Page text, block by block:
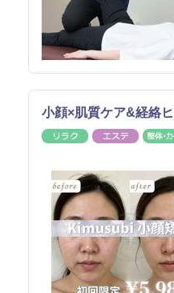
小顔×肌質ケア&経絡
リラク エステ